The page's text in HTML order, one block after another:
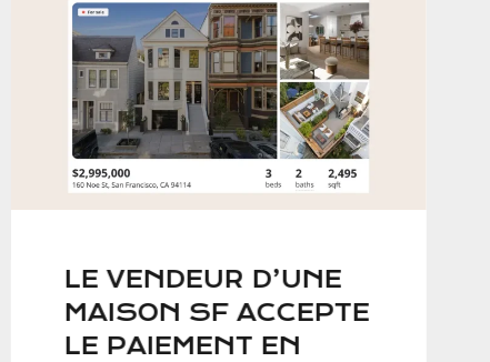
LE VENDEUR D’UNE
MAISON SF ACCEPTE
LE PAIEMENT EN